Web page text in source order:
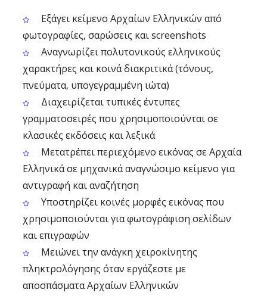
Εξάγει κείμενο Αρχαίων Ελληνικών από
φωτογραφίες, σαρώσεις και screenshots
Αναγνωρίζει πολυτονικούς ελληνικούς
χαρακτήρες και κοινά διακριτικά (τόνους,
πνεύματα, υπογεγραμμένη ιώτα)
Διαχειρίζεται τυπικές έντυπες
γραμματοσειρές που χρησιμοποιούνται σε
κλασικές εκδόσεις και λεξικά
Μετατρέπει περιεχόμενο εικόνας σε Αρχαία
Ελληνικά σε μηχανικά αναγνώσιμο κείμενο για
αντιγραφή και αναζήτηση
Υποστηρίζει κοινές μορφές εικόνας που
χρησιμοποιούνται για φωτογράφιση σελίδων
και επιγραφών
Μειώνει την ανάγκη χειροκίνητης
πληκτρολόγησης όταν εργάζεστε με
αποσπάσματα Αρχαίων Ελληνικών